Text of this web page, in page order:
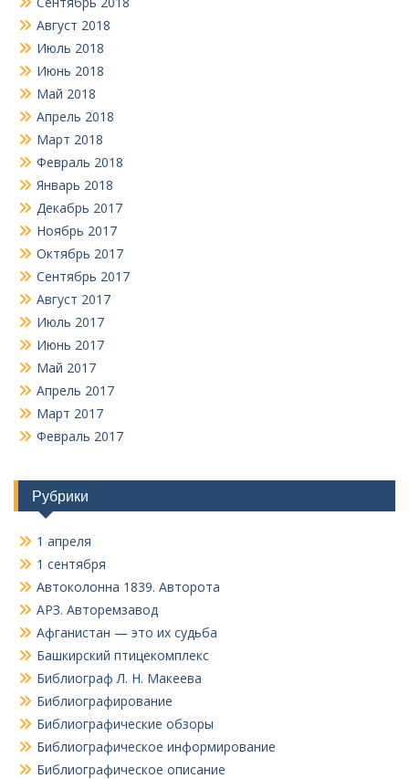
Август 2018
Июль 2018
Июнь 2018
Май 2018
Апрель 2018
Март 2018
Февраль 2018
Январь 2018
Декабрь 2017
Ноябрь 2017
Октябрь 2017
Сентябрь 2017
Август 2017
Июль 2017
Июнь 2017
Май 2017
Апрель 2017
Март 2017
Февраль 2017
Рубрики
1 апреля
1 сентября
Автоколонна 1839. Авторота
АРЗ. Авторемзавод
Афганистан — это их судьба
Башкирский птицекомплекс
Библиограф Л. Н. Макеева
Библиографирование
Библиографические обзоры
Библиографическое информирование
Библиографическое описание